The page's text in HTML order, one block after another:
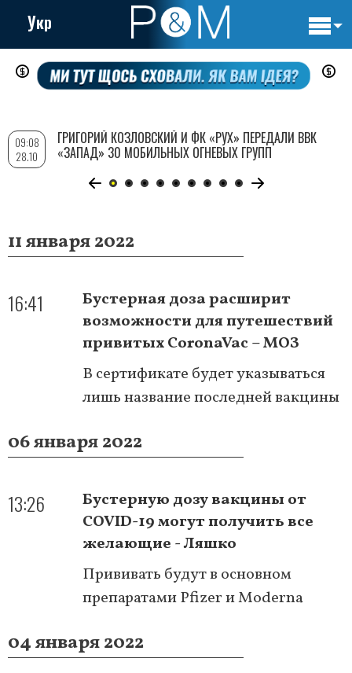
Перейти
содержанию
Укр
11 января 2022
16:41
Бустерная доза расширит
возможности для путешествий
привитых CoronaVac – МОЗ
В сертификате будет указываться
лишь название последней вакцины
06 января 2022
13:26
Бустерную дозу вакцины от
COVID-19 могут получить все
желающие - Ляшко
Прививать будут в основном
препаратами Pfizer и Moderna
04 января 2022
09:08
28.10
ГРИГОРИЙ КОЗЛОВСКИЙ И ФК «РУХ» ПЕРЕДАЛИ ВВК
«ЗАПАД» 30 МОБИЛЬНЫХ ОГНЕВЫХ ГРУПП